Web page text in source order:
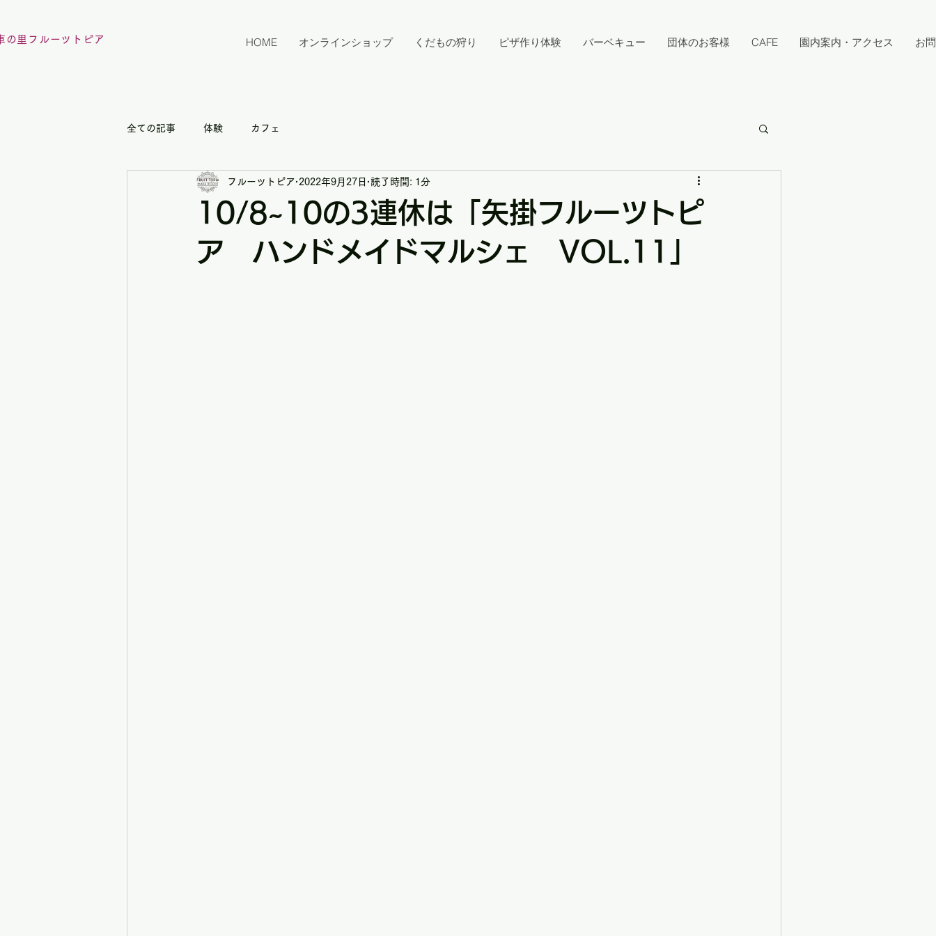
の里フルーツトピア HOME オンラインショップ くだもの狩り ピザ作り体験 バーベキュー 団体のお客様 CAFE 園内案内・アクセス お
全ての記事 体験 カフェ
10/8~10の3連休は「矢掛フルーツトピ
ア ハンドメイドマルシェ VOL.11」
フルーツトピア 2022年9月27日 読了時間: 1分